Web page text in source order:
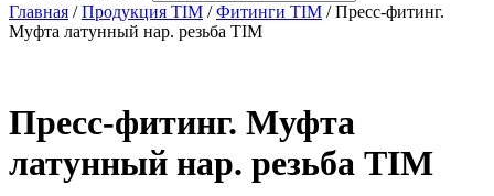
Главная /Продукция TIM /Фитинги TIM / Пресс-фитинг.
Муфта латунный нар. резьба TIM
Пресс-фитинг. Муфта
латунный нар. резьба TIM